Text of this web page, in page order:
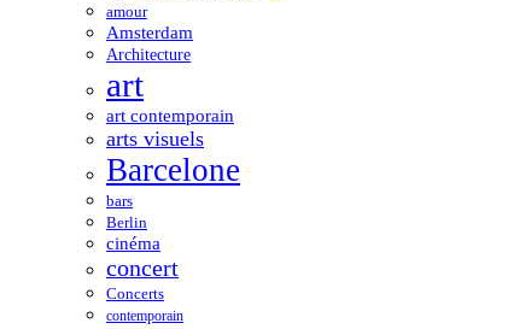
amour
Amsterdam
Architecture
art
art contemporain
arts visuels
Barcelone
bars
Berlin
cinéma
concert
Concerts
contemporain